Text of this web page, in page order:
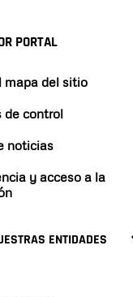
PORTAL
mapa del sitio
de control
noticias
y acceso a la
ENTIDADES